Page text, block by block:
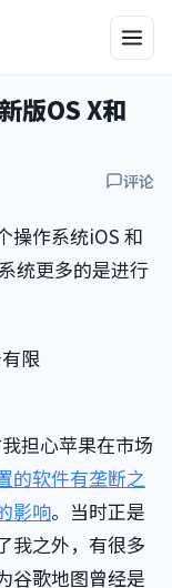
版OS X和
评论
操作系统iOS 和
统更多的是进行
限
担心苹果在市场
的软件有垄断之
影响。当时正是
我之外，有很多
谷歌地图曾经是